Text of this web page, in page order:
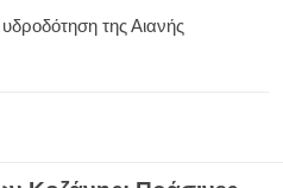
της Αιανής